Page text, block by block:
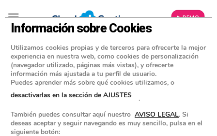
▶ DEMO
BLOG»CONSEJOS Y HERRAMIENTAS PARA EMPRESAS
Diferencias entre días naturales y
días hábiles en España
POSTED ON23 MARZO 2026 BYEQUIPO DE CLOUD GESTION
Información sobre Cookies
Utilizamos cookies propias y de terceros para ofrecerte la mejor
experiencia en nuestra web, como cookies de personalización
(navegador utilizado, páginas más vistas), y ofrecerte
información más ajustada a tu perfil de usuario.
Puedes aprender más sobre qué cookies utilizamos, o
desactivarlas en la sección de AJUSTES
.
También puedes consultar aquí nuestro AVISO LEGAL. Si
deseas aceptar y seguir navegando es muy sencillo, pulsa en el
siguiente botón: